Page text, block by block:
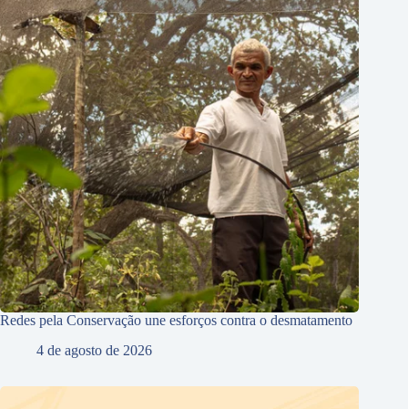
Redes pela Conservação une esforços contra o desmatamento
4 de agosto de 2026